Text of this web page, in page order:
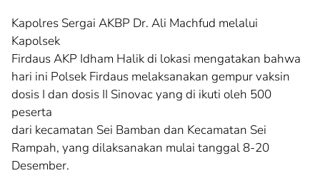
Kapolres Sergai AKBP Dr. Ali Machfud melalui
Kapolsek
Firdaus AKP Idham Halik di lokasi mengatakan bahwa
hari ini Polsek Firdaus melaksanakan gempur vaksin
dosis I dan dosis II Sinovac yang di ikuti oleh 500
peserta
dari kecamatan Sei Bamban dan Kecamatan Sei
Rampah, yang dilaksanakan mulai tanggal 8-20
Desember.